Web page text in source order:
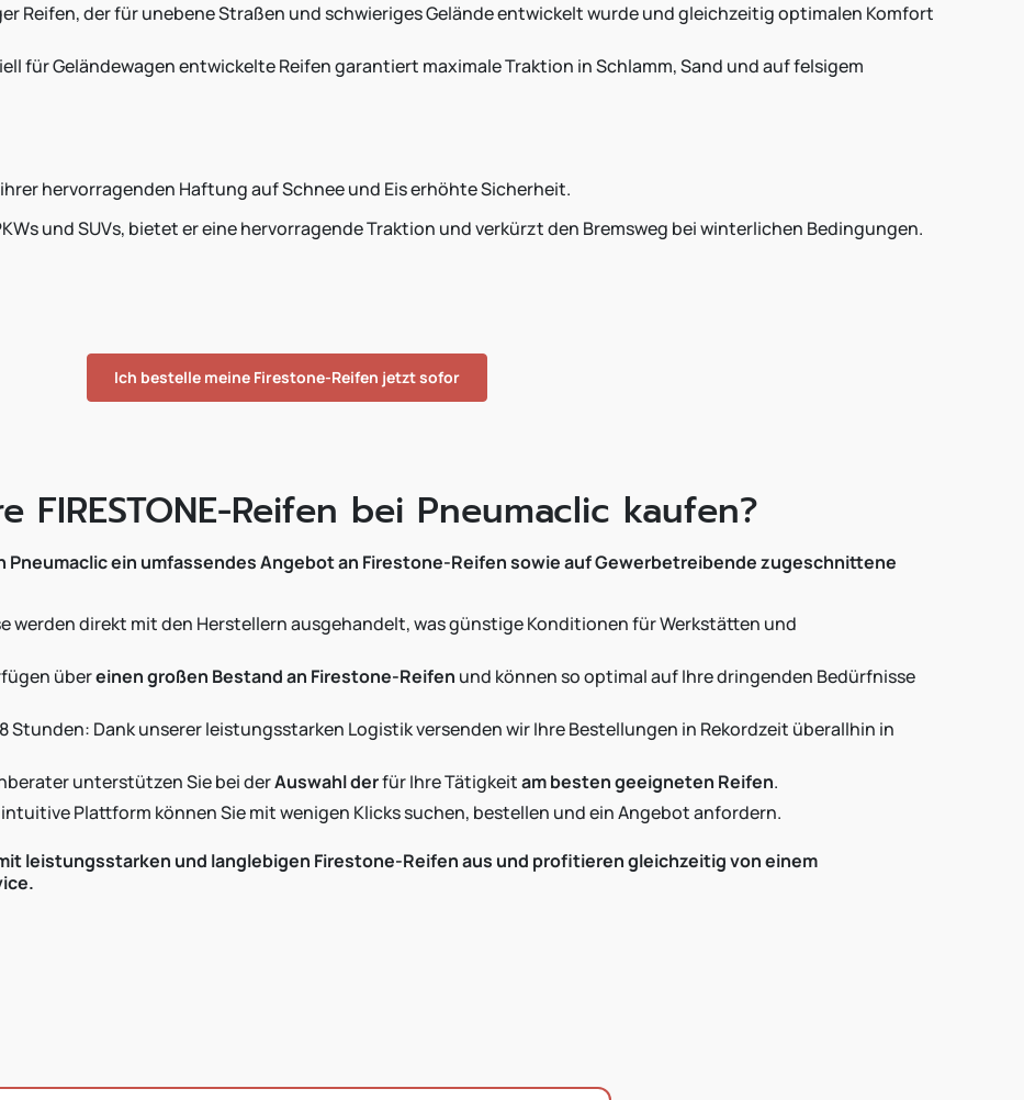
Reifen, der für unebene Straßen und schwieriges Gelände entwickelt wurde und gleichzeitig optimalen Komfort
für Geländewagen entwickelte Reifen garantiert maximale Traktion in Schlamm, Sand und auf felsigem
hervorragenden Haftung auf Schnee und Eis erhöhte Sicherheit.
und SUVs, bietet er eine hervorragende Traktion und verkürzt den Bremsweg bei winterlichen Bedingungen.
Ich bestelle meine Firestone-Reifen jetzt sofor
FIRESTONE-Reifen bei Pneumaclic kaufen?
ein umfassendes Angebot an Firestone-Reifen sowie auf Gewerbetreibende zugeschnittene
werden direkt mit den Herstellern ausgehandelt, was günstige Konditionen für Werkstätten und
übereinen großen Bestand an Firestone-Reifen und können so optimal auf Ihre dringenden Bedürfnisse
Stunden: Dank unserer leistungsstarken Logistik versenden wir Ihre Bestellungen in Rekordzeit überallhin in
unterstützen Sie bei derAuswahl derfür Ihre Tätigkeitam besten geeigneten Reifen.
Plattform können Sie mit wenigen Klicks suchen, bestellen und ein Angebot anfordern.
leistungsstarken und langlebigen Firestone-Reifen aus und profitieren gleichzeitig von einem